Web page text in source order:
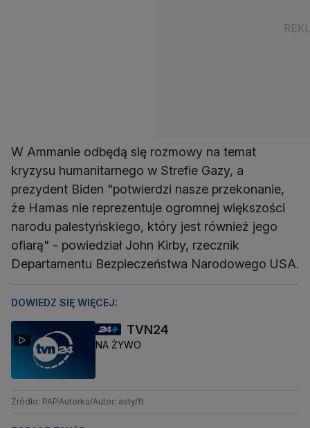
W Ammanie odbędą się rozmowy na temat
kryzysu humanitarnego w Strefie Gazy, a
prezydent Biden "potwierdzi nasze przekonanie,
że Hamas nie reprezentuje ogromnej większości
narodu palestyńskiego, który jest również jego
ofiarą" - powiedział John Kirby, rzecznik
Departamentu Bezpieczeństwa Narodowego USA.
DOWIEDZ SIĘ WIĘCEJ:
TVN24
NA ŻYWO
Źródło: PAPAutorka/Autor: asty/ft